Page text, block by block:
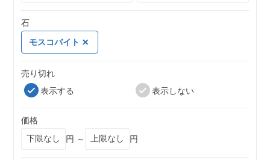
石
モスコバイト
売り切れ
表示する
表示しない
価格
円 ～
円